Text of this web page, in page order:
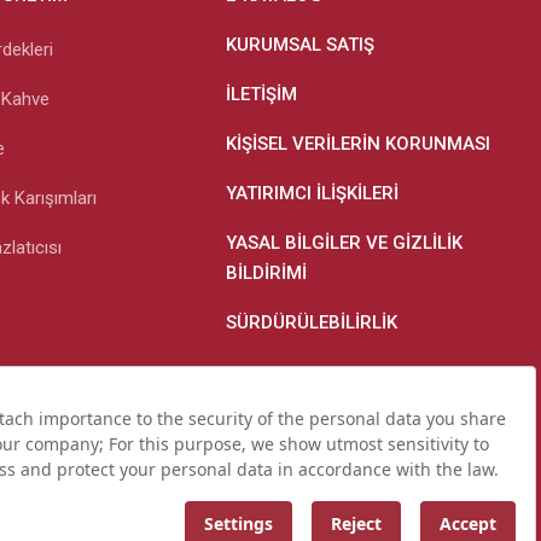
Karışımları
KURUMSAL SATIŞ
İLETIŞIM
KIŞISEL VERILERIN KORUNMASI
YATIRIMCI İLIŞKILERI
YASAL BILGILER VE GIZLILIK
BILDIRIMI
SÜRDÜRÜLEBILIRLIK
Ve Gizlilik Bildirimi